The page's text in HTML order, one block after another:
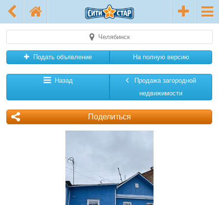
Челябинск
Подать объявление На полную версию
Назад
Продажа загородной
недвижимости
Поделиться